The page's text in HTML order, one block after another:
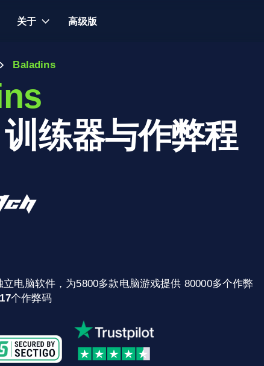
关于 高级版
Baladins
练器与作弊程
立电脑软件，为5800多款电脑游戏提供 80000多个作弊
17个作弊码